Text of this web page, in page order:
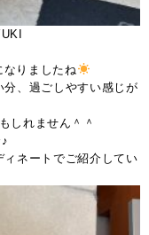
なりましたね
、過ごしやすい感じが
しれません＾＾
ネートでご紹介してい